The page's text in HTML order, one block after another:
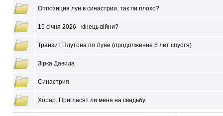
Оппозиция лун в синастрии. так ли плохо?
15 січня 2026 - кінець війни?
Транзит Плутона по Луне (продолжение 8 лет спустя)
Зірка Давида
Синастрия
Хорар. Пригласят ли меня на свадьбу.